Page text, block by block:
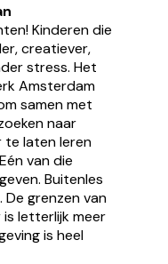
Kinderen die
creatiever,
stress. Het
Amsterdam
samen met
naar
te laten leren
van die
Buitenles
De grenzen van
is letterlijk meer
is heel